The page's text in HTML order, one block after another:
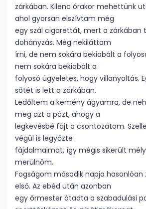
zárkában. Kilenc órakor mehettünk
ahol gyorsan elszívtam még
egy szál cigarettát, mert a zárkában
dohányzás. Még nekiláttam
írni, de nem sokára bekiabált a
nem sokára bekiabált a
folyosó ügyeletes, hogy villanyoltás.
sötét is lett a zárkában.
Ledőltem a kemény ágyamra, de
meg azt a pózt, ahogy a
legkevésbé fájt a csontozatom.
végül is legyőzte
fájdalmaimat, így mégis sikerült
merülnöm.
Fogságom második napja
első. Az ebéd után azonban
egy őrmester átadta a szabadulási